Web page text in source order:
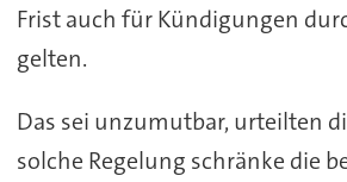
Frist auch für Kündigungen
gelten.
Das sei unzumutbar, urteilten
solche Regelung schränke die